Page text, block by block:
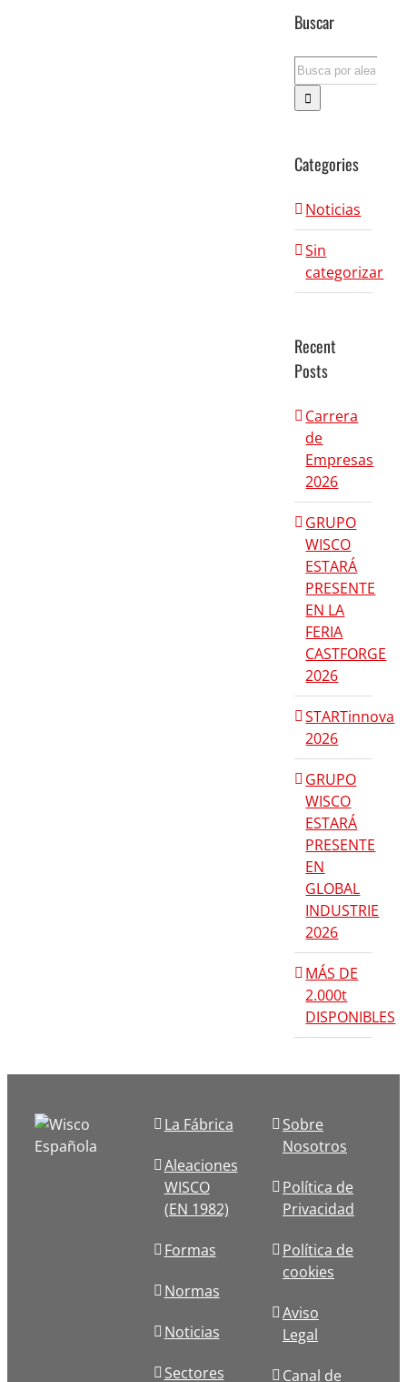
Buscar
Search
for:
Categories
Noticias
Sin
categorizar
Recent
Posts
Carrera
de
Empresas
2026
GRUPO
WISCO
ESTARÁ
PRESENTE
EN LA
FERIA
CASTFORGE
2026
STARTinnova
2026
GRUPO
WISCO
ESTARÁ
PRESENTE
EN
GLOBAL
INDUSTRIE
2026
MÁS DE
2.000t
DISPONIBLES
La Fábrica
Aleaciones
WISCO
(EN 1982)
Formas
Normas
Noticias
Sectores
Sobre
Nosotros
Política de
Privacidad
Política de
cookies
Aviso
Legal
Canal de